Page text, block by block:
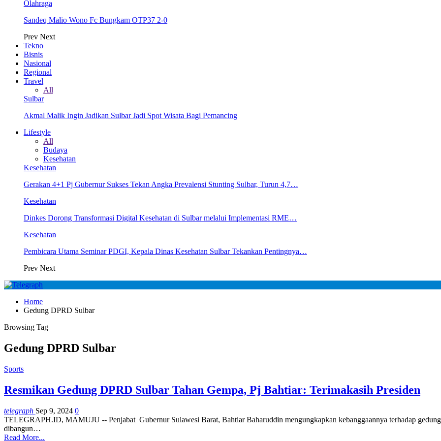
Olahraga
Sandeq Malio Wono Fc Bungkam OTP37 2-0
Prev Next
Tekno
Bisnis
Nasional
Regional
Travel
All
Sulbar
Akmal Malik Ingin Jadikan Sulbar Jadi Spot Wisata Bagi Pemancing
Lifestyle
All
Budaya
Kesehatan
Kesehatan
Gerakan 4+1 Pj Gubernur Sukses Tekan Angka Prevalensi Stunting Sulbar, Turun 4,7…
Kesehatan
Dinkes Dorong Transformasi Digital Kesehatan di Sulbar melalui Implementasi RME…
Kesehatan
Pembicara Utama Seminar PDGI, Kepala Dinas Kesehatan Sulbar Tekankan Pentingnya…
Prev Next
Home
Gedung DPRD Sulbar
Browsing Tag
Gedung DPRD Sulbar
Sports
Resmikan Gedung DPRD Sulbar Tahan Gempa, Pj Bahtiar: Terimakasih Presiden
telegraph Sep 9, 2024 0
TELEGRAPH.ID, MAMUJU -- Penjabat Gubernur Sulawesi Barat, Bahtiar Baharuddin mengungkapkan kebanggaannya terhadap
dibangun…
Read More...